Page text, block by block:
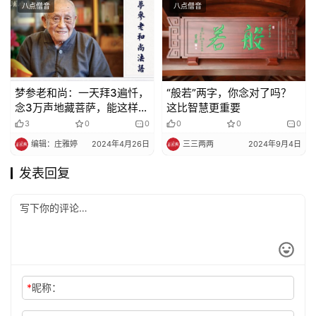
八点僧音
梦参老和尚：一天拜3遍忏，
念3万声地藏菩萨，能这样
做，你就是菩萨
3 0 0
编辑：庄雅婷 2024年4月26日
八点僧音
“般若”两字，你念对了吗？
这比智慧更重要
0 0 0
三三两两 2024年9月4日
发表回复
*昵称：